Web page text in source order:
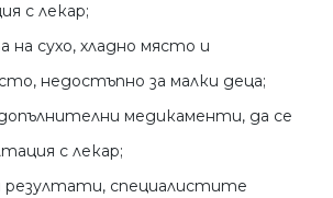
с лекар;
на сухо, хладно място и
недостъпно за малки деца;
медикаменти, да се
с лекар;
резултати, специалистите